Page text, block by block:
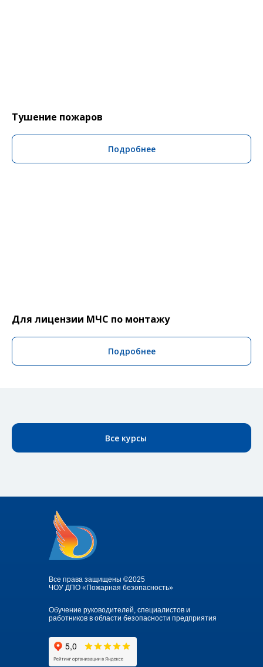
Тушение пожаров
Подробнее
Для лицензии МЧС по монтажу
Подробнее
Все курсы
Все права защищены ©2025
ЧОУ ДПО «Пожарная безопасность»
Обучение руководителей, специалистов и
работников в области безопасности предприятия